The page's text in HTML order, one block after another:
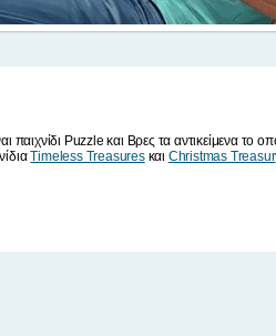
Puzzle και Βρες τα αντικείμενα το
Timeless Treasuresκαι Christmas